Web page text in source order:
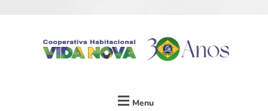
Menu